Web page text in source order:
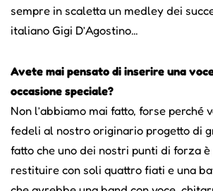
sempre in scaletta un medley dei
italiano Gigi D’Agostino...
Avete mai pensato di inserire una
occasione speciale?
Non l’abbiamo mai fatto, forse perché
fedeli al nostro originario progetto di
fatto che uno dei nostri punti di forza
restituire con soli quattro fiati e una